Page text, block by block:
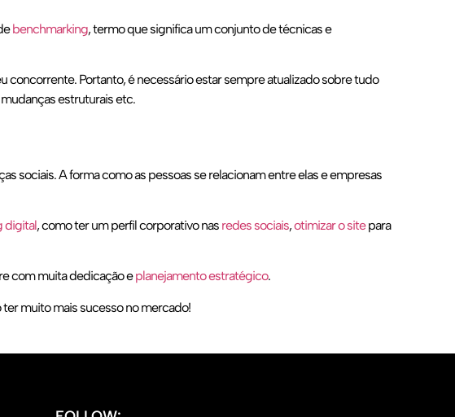
benchmarking, termo que significa um conjunto de técnicas e
Portanto, é necessário estar sempre atualizado sobre tudo
estruturais etc.
sociais. A forma como as pessoas se relacionam entre elas e empresas
digital, como ter um perfil corporativo nas redes sociais,otimizar o sitepara
com muita dedicação eplanejamento estratégico.
muito mais sucesso no mercado!